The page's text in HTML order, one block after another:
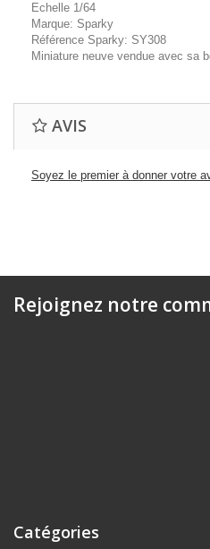
Echelle 1/64
Marque: Sparky
Référence Sparky: SY308
Miniature neuve vendue avec sa
AVIS
Soyez le premier à donner votre
Rejoignez notre
Catégories